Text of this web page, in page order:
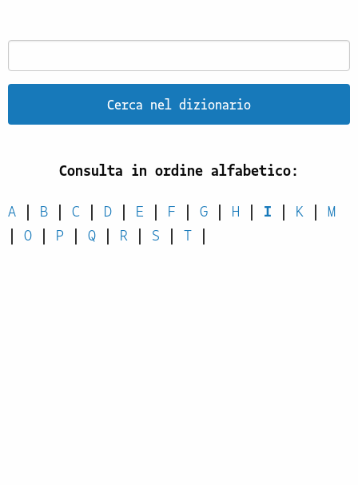
Cerca nel dizionario
Consulta in ordine alfabetico:
A | B | C | D | E | F | G | H | I | K | M
| O | P | Q | R | S | T |